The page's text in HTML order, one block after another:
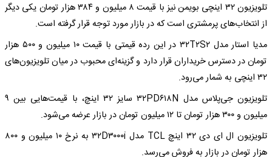
تلویزیون ۳۲ اینچی بویمن نیز با قیمت ۸ میلیون و ۳۸۴ هزار تومان یکی دیگر
از انتخاب‌های پرمشتری است که در بازار مورد توجه قرار گرفته است.
مدیا استار مدل ۳۲T۲S۲ در این رده قیمتی با قیمت ۱۰ میلیون و ۵۰۰ هزار
تومان در دسترس خریداران قرار دارد و گزینه‌ای محبوب در میان تلویزیون‌های
۳۲ اینچی به شمار می‌رود.
تلویزیون جی‌پلاس مدل ۳۲PD۶۱۸N سایز ۳۲ اینچ، با قیمت‌هایی بین ۹
میلیون و ۳۰۰ هزار تومان تا ۱۲ میلیون تومان در بازار عرضه می‌شود.
تلویزیون ال ای دی ۳۲ اینچ TCL مدل ۳۲D۳۰۰۰i به نرخ ۱۰ میلیون و ۸۰۰
هزار تومان در بازار به فروش می‌رسد.